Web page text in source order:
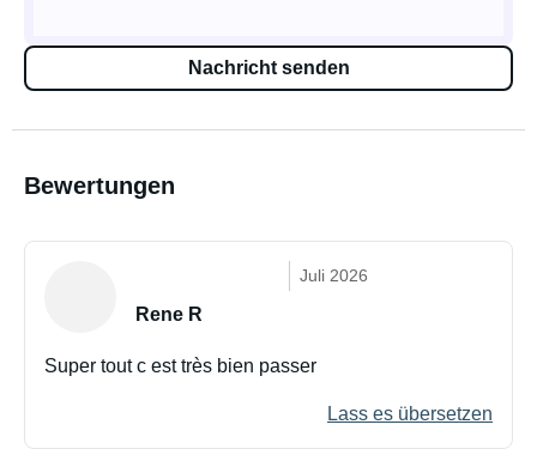
Nachricht senden
Bewertungen
Juli 2026
Rene R
Super tout c est très bien passer
Lass es übersetzen